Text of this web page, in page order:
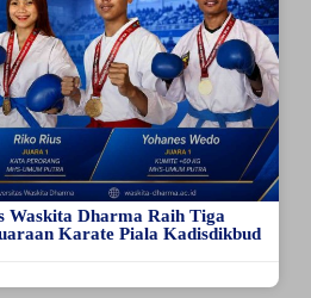
Waskita Dharma Raih Tiga
Karate Piala Kadisdikbud